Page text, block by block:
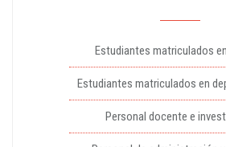
Estudiantes matriculados
Estudiantes matriculados en
Personal docente e